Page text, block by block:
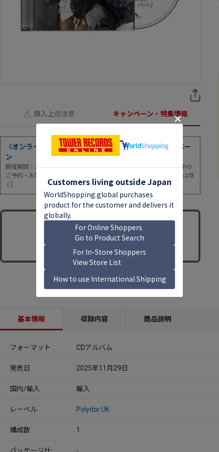
購入上の注意 キャンペーン・特集情報
〈オンライン＆マケプレ〉全品20％ポイント還元キャンペー
ン
開催期間：2026年8月6日(木)0:00～8月9日(日)23:59まで！[※期間中の
ご予約・お取り寄せ・ご注文が対象 ※店舗取置・店舗予約サービスは除
く]
基本情報 収録内容 商品説明
フォーマット CDアルバム
発売日 2025年11月29日
国内/輸入 輸入
レーベル Polydor UK
構成数 1